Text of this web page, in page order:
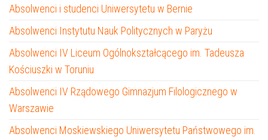
Absolwenci i studenci Uniwersytetu w Bernie
Absolwenci Instytutu Nauk Politycznych w Paryżu
Absolwenci IV Liceum Ogólnokształcącego im. Tadeusza
Kościuszki w Toruniu
Absolwenci IV Rządowego Gimnazjum Filologicznego w
Warszawie
Absolwenci Moskiewskiego Uniwersytetu Państwowego im.